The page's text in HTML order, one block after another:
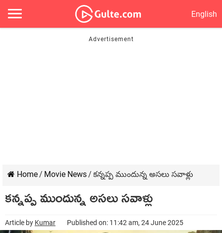
English
Home/ Movie News/ కన్నప్ప ముందున్న అసలు సవాళ్లు
కన్నప్ప ముందున్న అసలు సవాళ్లు
Article by Kumar Published on: 11:42 am, 24 June 2025